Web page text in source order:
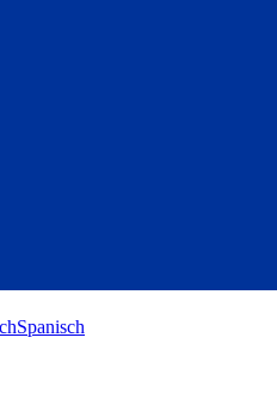
Spanisch